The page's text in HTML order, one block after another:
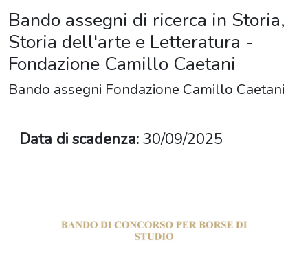
Bando assegni di ricerca in Storia,
Storia dell'arte e Letteratura -
Fondazione Camillo Caetani
Bando assegni Fondazione Camillo Caetani
Data di scadenza:30/09/2025